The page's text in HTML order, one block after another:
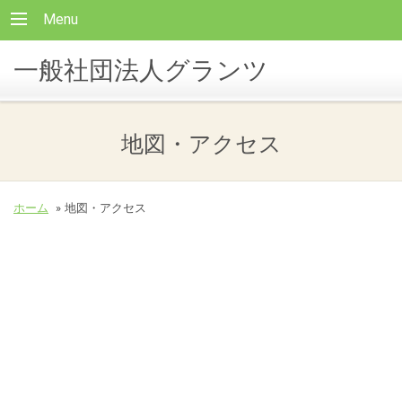
Menu
一般社団法人グランツ
地図・アクセス
ホーム » 地図・アクセス